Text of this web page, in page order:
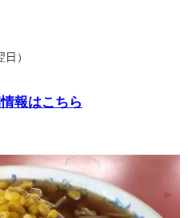
）
報はこちら